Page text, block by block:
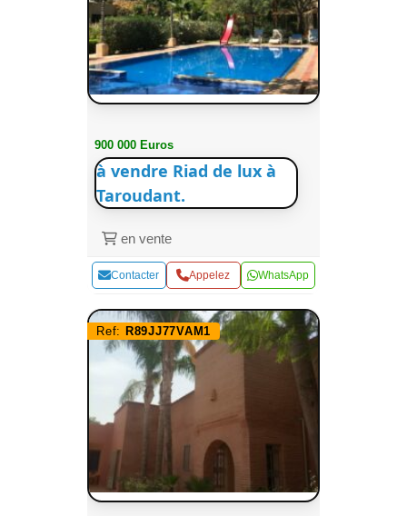
900 000 Euros
à vendre Riad de lux à
Taroudant.
en vente
Contacter Appelez WhatsApp
Ref: R89JJ77VAM1